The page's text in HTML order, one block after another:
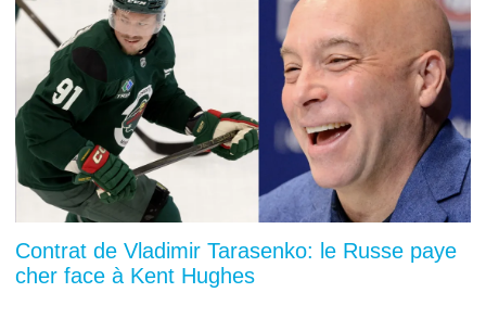
Contrat de Vladimir Tarasenko: le Russe paye
cher face à Kent Hughes